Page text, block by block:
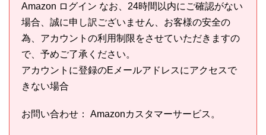
Аmazon ログイン なお、24時間以内にご確認がない
場合、誠に申し訳ございません、お客様の安全の
為、アカウントの利用制限をさせていただきますの
で、予めご了承ください。
アカウントに登録のEメールアドレスにアクセスで
きない場合
お問い合わせ： Amazonカスタマーサービス。